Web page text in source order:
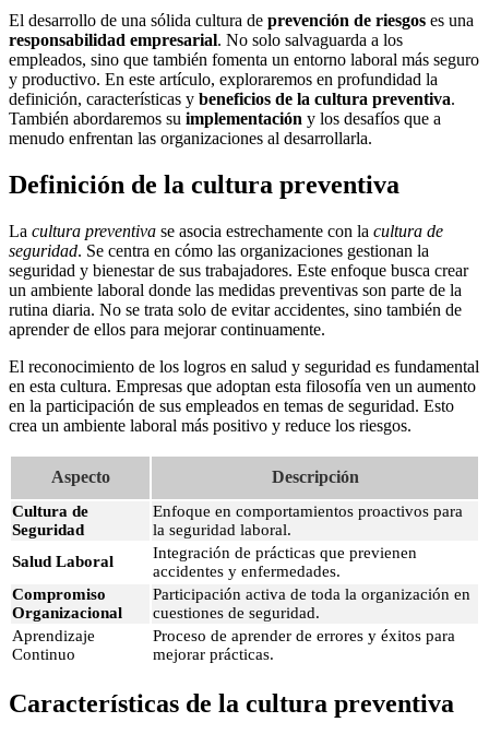
El desarrollo de una sólida cultura de prevención de riesgos es una
responsabilidad empresarial. No solo salvaguarda a los
empleados, sino que también fomenta un entorno laboral más seguro
y productivo. En este artículo, exploraremos en profundidad la
definición, características y beneficios de la cultura preventiva.
También abordaremos su implementación y los desafíos que a
menudo enfrentan las organizaciones al desarrollarla.
Definición de la cultura preventiva
La cultura preventiva se asocia estrechamente con la cultura de
seguridad. Se centra en cómo las organizaciones gestionan la
seguridad y bienestar de sus trabajadores. Este enfoque busca crear
un ambiente laboral donde las medidas preventivas son parte de la
rutina diaria. No se trata solo de evitar accidentes, sino también de
aprender de ellos para mejorar continuamente.
El reconocimiento de los logros en salud y seguridad es fundamental
en esta cultura. Empresas que adoptan esta filosofía ven un aumento
en la participación de sus empleados en temas de seguridad. Esto
crea un ambiente laboral más positivo y reduce los riesgos.
Aspecto Descripción
Cultura de
Seguridad
Enfoque en comportamientos proactivos para
la seguridad laboral.
Salud Laboral
Integración de prácticas que previenen
accidentes y enfermedades.
Compromiso
Organizacional
Participación activa de toda la organización en
cuestiones de seguridad.
Aprendizaje
Continuo
Proceso de aprender de errores y éxitos para
mejorar prácticas.
Características de la cultura preventiva